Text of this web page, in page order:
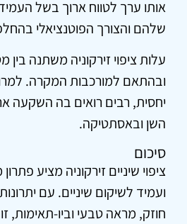
אותו ערך לטווח ארוך בשל
שלהם והצורך הפוטנציאלי
עלות ציפוי זירקוניה משתנה
ובהתאם למורכבות המקרה.
יחסית, רבים רואים בה השקעה
השן ובאסתטיקה.
סיכום
ציפוי שיניים זירקוניה מציע
ועמיד לשיקום שיניים. עם
חוזק, מראה טבעי וביו-תאימות,